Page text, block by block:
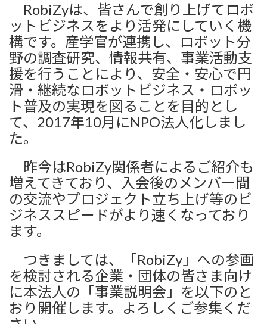
RobiZyは、皆さんで創り上げてロボ
ットビジネスをより活発にしていく機
構です。 産学官が連携し、ロボット分
野の調査研究、情報共有、事業活動支
援を行うことにより、安全・安心で円
滑・継続なロボットビジネス・ロボッ
ト普及の実現を図ることを目的とし
て、2017年10月にNPO法人化しまし
た。
昨今はRobiZy関係者によるご紹介も
増えてきており、入会後のメンバー間
の交流やプロジェクト立ち上げ等のビ
ジネススピードがより速くなっており
ます。
つきましては、「RobiZy」への参画
を検討される企業・団体の皆さま向け
に本法人の「事業説明会」を以下のと
おり開催します。よろしく ご参集くだ